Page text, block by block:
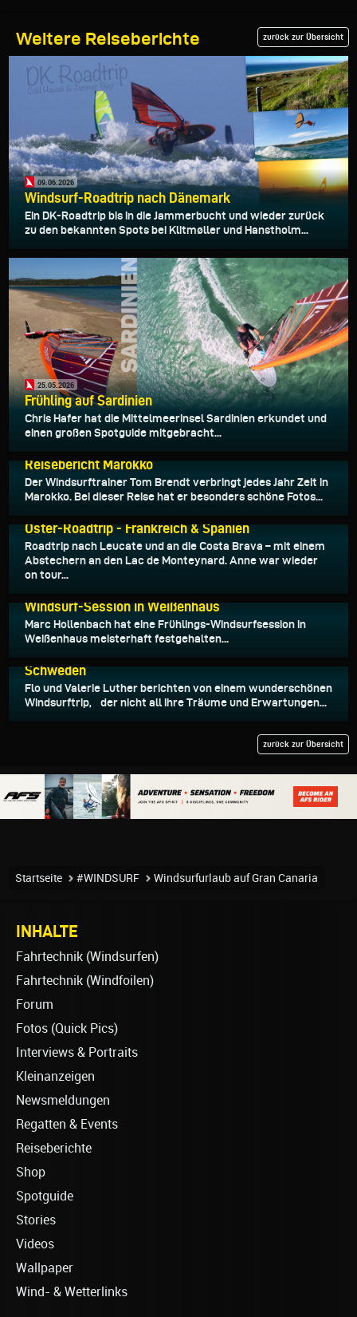
Weitere Reiseberichte zurück zur Übersicht
09.06.2026
Windsurf-Roadtrip nach Dänemark
Ein DK-Roadtrip bis in die Jammerbucht und wieder zurück
zu den bekannten Spots bei Klitmøller und Hanstholm...
25.05.2026
Frühling auf Sardinien
Chris Hafer hat die Mittelmeerinsel Sardinien erkundet und
einen großen Spotguide mitgebracht...
Reisebericht Marokko
Der Windsurftrainer Tom Brendt verbringt jedes Jahr Zeit in
Marokko. Bei dieser Reise hat er besonders schöne Fotos...
Oster-Roadtrip - Frankreich & Spanien
Roadtrip nach Leucate und an die Costa Brava – mit einem
Abstechern an den Lac de Monteynard. Anne war wieder
on tour...
Windsurf-Session in Weißenhaus
Marc Hollenbach hat eine Frühlings-Windsurfsession in
Weißenhaus meisterhaft festgehalten...
Schweden
Flo und Valerie Luther berichten von einem wunderschönen
Windsurftrip, der nicht all ihre Träume und Erwartungen...
zurück zur Übersicht
Startseite #WINDSURF Windsurfurlaub auf Gran Canaria
INHALTE
Fahrtechnik (Windsurfen)
Fahrtechnik (Windfoilen)
Forum
Fotos (Quick Pics)
Interviews & Portraits
Kleinanzeigen
Newsmeldungen
Regatten & Events
Reiseberichte
Shop
Spotguide
Stories
Videos
Wallpaper
Wind- & Wetterlinks